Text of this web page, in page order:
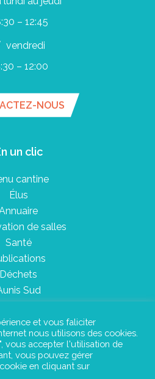
– 12:45
vendredi
– 12:00
NOUS
un clic
cantine
Élus
de salles
Santé
Déchets
Sud
du site
légales
et vous faliciter
nous utilisons des cookies.
vous accepter l'utilisation de
vous pouvez gérer
en cliquant sur